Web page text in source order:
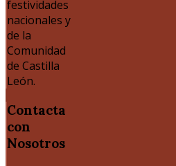
festividades
nacionales y
de la
Comunidad
de Castilla
León.
Contacta
con
Nosotros